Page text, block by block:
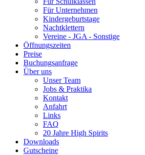
Für Unternehmen
Kindergeburtstage
Nachtklettern
Vereine - JGA - Sonstige
Öffnungszeiten
Preise
Buchungsanfrage
Über uns
Unser Team
Jobs & Praktika
Kontakt
Anfahrt
Links
FAQ
20 Jahre High Spirits
Downloads
Gutscheine